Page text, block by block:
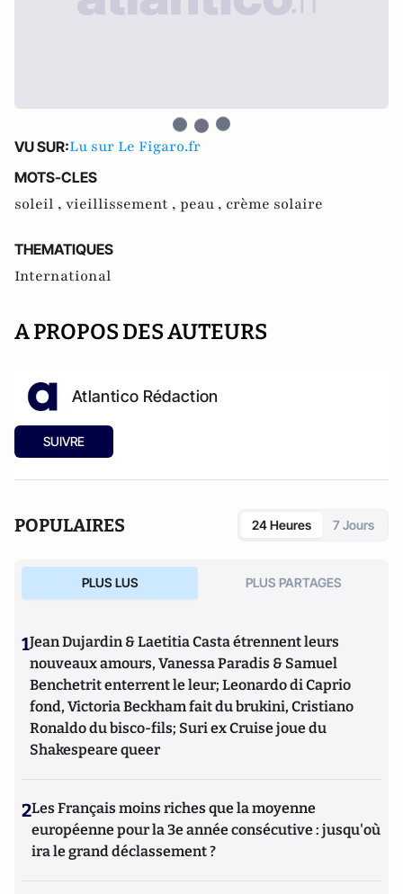
VU SUR:Lu sur Le Figaro.fr
MOTS-CLES
soleil , vieillissement , peau , crème solaire
THEMATIQUES
International
A PROPOS DES AUTEURS
Atlantico Rédaction
SUIVRE
POPULAIRES 24 Heures 7 Jours
PLUS LUS PLUS PARTAGES
1Jean Dujardin & Laetitia Casta étrennent leurs
nouveaux amours, Vanessa Paradis & Samuel
Benchetrit enterrent le leur; Leonardo di Caprio
fond, Victoria Beckham fait du brukini, Cristiano
Ronaldo du bisco-fils; Suri ex Cruise joue du
Shakespeare queer
2Les Français moins riches que la moyenne
européenne pour la 3e année consécutive : jusqu'où
ira le grand déclassement ?